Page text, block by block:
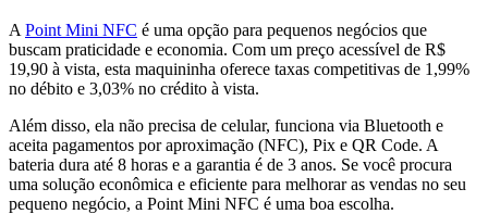
A Point Mini NFC é uma opção para pequenos negócios que
buscam praticidade e economia. Com um preço acessível de R$
19,90 à vista, esta maquininha oferece taxas competitivas de 1,99%
no débito e 3,03% no crédito à vista.
Além disso, ela não precisa de celular, funciona via Bluetooth e
aceita pagamentos por aproximação (NFC), Pix e QR Code. A
bateria dura até 8 horas e a garantia é de 3 anos. Se você procura
uma solução econômica e eficiente para melhorar as vendas no seu
pequeno negócio, a Point Mini NFC é uma boa escolha​.